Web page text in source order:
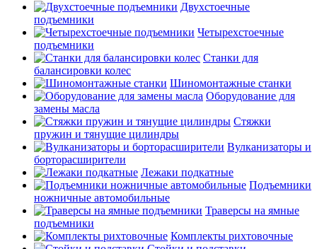
Двухстоечные
подъемники
Четырехстоечные
подъемники
Станки для
балансировки колес
Шиномонтажные станки
Оборудование для
замены масла
Стяжки
пружин и тянущие цилиндры
Вулканизаторы и
борторасширители
Лежаки подкатные
Подъемники
ножничные автомобильные
Траверсы на ямные
подъемники
Комплекты рихтовочные